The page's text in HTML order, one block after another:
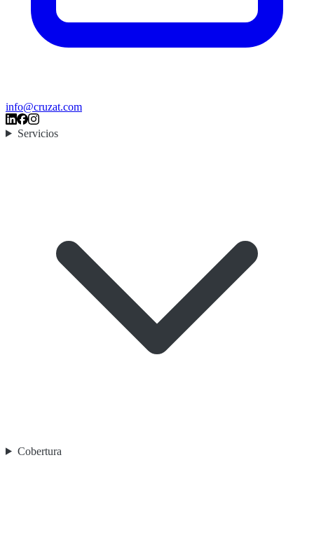
info@cruzat.com
Servicios
Cobertura